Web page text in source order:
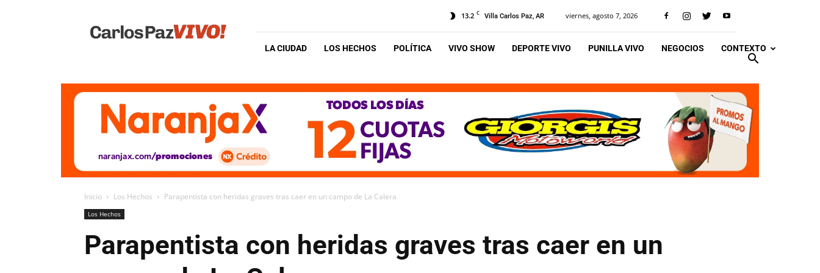
Vivo
13.2 C Villa Carlos Paz, AR viernes, agosto 7, 2026
LA CIUDAD LOS HECHOS POLÍTICA VIVO SHOW DEPORTE VIVO PUNILLA VIVO NEGOCIOS CONTEXTO
Inicio Los Hechos Parapentista con heridas graves tras caer en un campo de La Calera
Los Hechos
Parapentista con heridas graves tras caer en un